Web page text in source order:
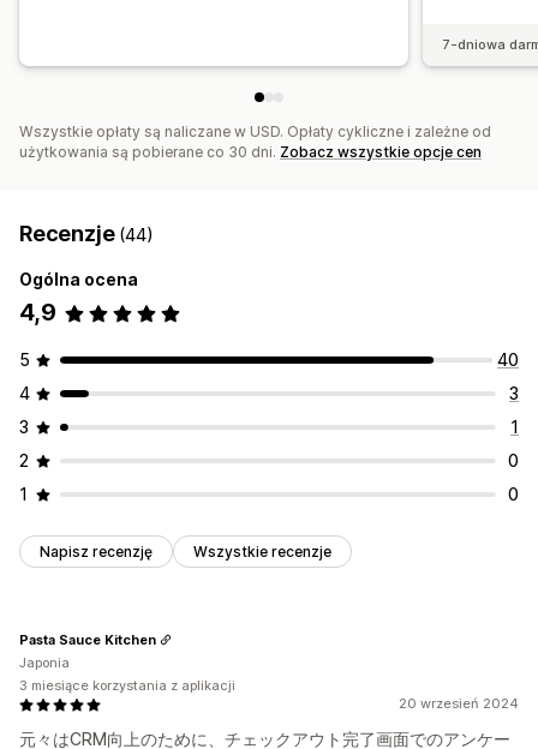
7-dniowa
Wszystkie opłaty są naliczane w USD. Opłaty cykliczne i zależne od
użytkowania są pobierane co 30 dni. Zobacz wszystkie opcje cen
Recenzje (44)
Ogólna ocena
4,9
5
40
4
3
3
1
2
0
1
0
Napisz recenzję Wszystkie recenzje
20 wrzesień 2024
元々はCRM向上のために、チェックアウト完了画面でのアンケー
Pasta Sauce Kitchen
Japonia
3 miesiące korzystania z aplikacji